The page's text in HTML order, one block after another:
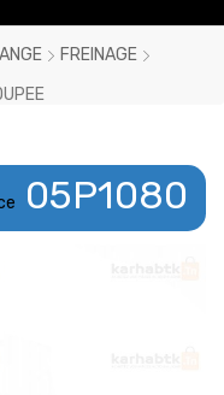
FREINAGE
05P1080